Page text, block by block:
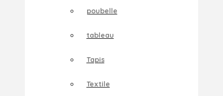
poubelle
tableau
Tapis
Textile